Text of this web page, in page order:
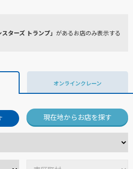
スターズ トランプ」 があるお店のみ表示する
オンラインクレーン
現在地からお店を探す